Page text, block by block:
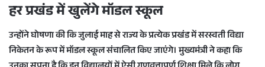
हर प्रखंड में खुलेंगे मॉडल स्कूल
उन्होंने घोषणा की कि जुलाई माह से राज्य के प्रत्येक प्रखंड मेंसरस्वती विद्या
निकेतनके रूप में मॉडल स्कूल संचालित किए जाएंगे। मुख्यमंत्री ने कहा कि